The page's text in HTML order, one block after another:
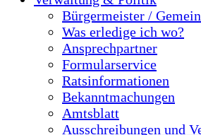
Bürgermeister /
Was erledige ich wo?
Ansprechpartner
Formularservice
Ratsinformationen
Bekanntmachungen
Amtsblatt
Ausschreibungen und